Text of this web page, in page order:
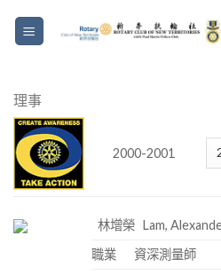
理事
2000-2001
林增榮 Lam,
職業
資深測量師